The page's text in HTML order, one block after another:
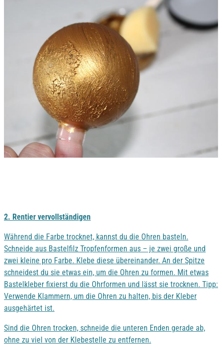
2. Rentier vervollständigen
Während die Farbe trocknet, kannst du die Ohren basteln.
Schneide aus Bastelfilz Tropfenformen aus – je zwei große und
zwei kleine pro Farbe. Klebe diese übereinander. An der Spitze
schneidest du sie etwas ein, um die Ohren zu formen. Mit etwas
Bastelkleber fixierst du die Ohrformen und lässt sie trocknen. Tipp:
Verwende Klammern, um die Ohren zu halten, bis der Kleber
ausgehärtet ist.
Sind die Ohren trocken, schneide die unteren Enden gerade ab,
ohne zu viel von der Klebestelle zu entfernen.